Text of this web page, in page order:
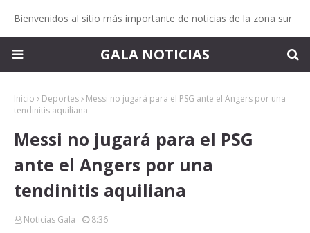
Bienvenidos al sitio más importante de noticias de la zona sur
GALA NOTICIAS
Inicio Deportes
Messi no jugará para el PSG ante el Angers por una
tendinitis aquiliana
Messi no jugará para el PSG
ante el Angers por una
tendinitis aquiliana
Noticias Gala 8:36